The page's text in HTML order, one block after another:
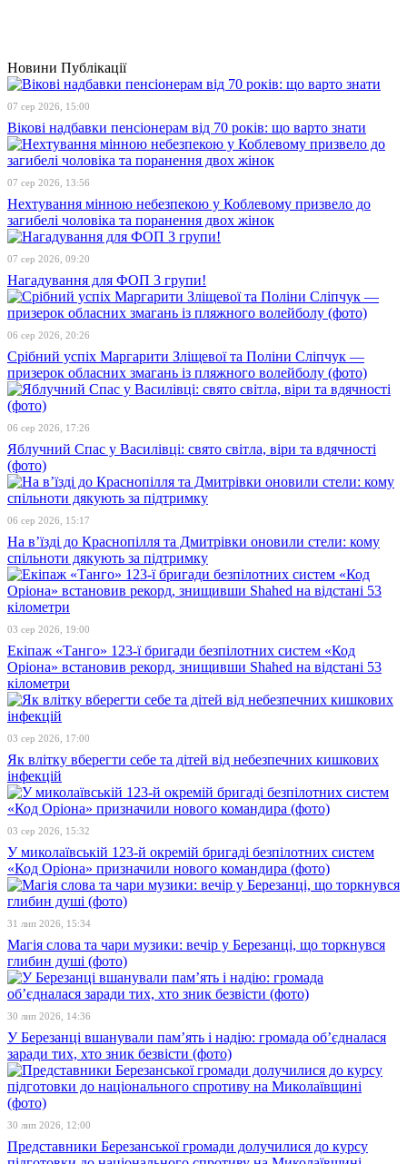
Новини Публікації
07 сер 2026, 15:00
Вікові надбавки пенсіонерам від 70 років: що варто знати
07 сер 2026, 13:56
Нехтування мінною небезпекою у Коблевому призвело до
загибелі чоловіка та поранення двох жінок
07 сер 2026, 09:20
Нагадування для ФОП 3 групи!
06 сер 2026, 20:26
Срібний успіх Маргарити Зліщевої та Поліни Сліпчук —
призерок обласних змагань із пляжного волейболу (фото)
06 сер 2026, 17:26
Яблучний Спас у Василівці: свято світла, віри та вдячності
(фото)
06 сер 2026, 15:17
На в’їзді до Краснопілля та Дмитрівки оновили стели: кому
спільноти дякують за підтримку
03 сер 2026, 19:00
Екіпаж «Танго» 123-ї бригади безпілотних систем «Код
Оріона» встановив рекорд, знищивши Shahed на відстані 53
кілометри
03 сер 2026, 17:00
Як влітку вберегти себе та дітей від небезпечних кишкових
інфекцій
03 сер 2026, 15:32
У миколаївській 123-й окремій бригаді безпілотних систем
«Код Оріона» призначили нового командира (фото)
31 лип 2026, 15:34
Магія слова та чари музики: вечір у Березанці, що торкнувся
глибин душі (фото)
30 лип 2026, 14:36
У Березанці вшанували пам’ять і надію: громада об’єдналася
заради тих, хто зник безвісти (фото)
30 лип 2026, 12:00
Представники Березанської громади долучилися до курсу